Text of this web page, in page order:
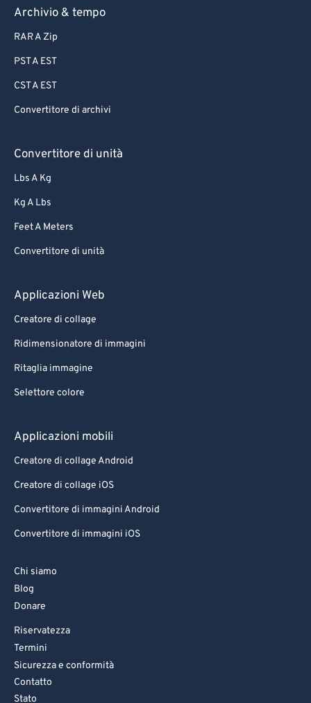
Archivio & tempo
RAR A Zip
PST A EST
CST A EST
Convertitore di archivi
Convertitore di unità
Lbs A Kg
Kg A Lbs
Feet A Meters
Convertitore di unità
Applicazioni Web
Creatore di collage
Ridimensionatore di immagini
Ritaglia immagine
Selettore colore
Applicazioni mobili
Creatore di collage Android
Creatore di collage iOS
Convertitore di immagini Android
Convertitore di immagini iOS
Chi siamo
Blog
Donare
Riservatezza
Termini
Sicurezza e conformità
Contatto
Stato